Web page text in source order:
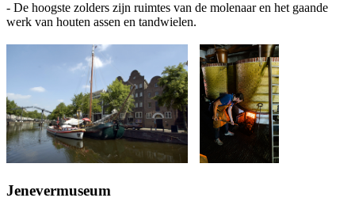
- De hoogste zolders zijn ruimtes van de molenaar en het gaande
werk van houten assen en tandwielen.
Jenevermuseum